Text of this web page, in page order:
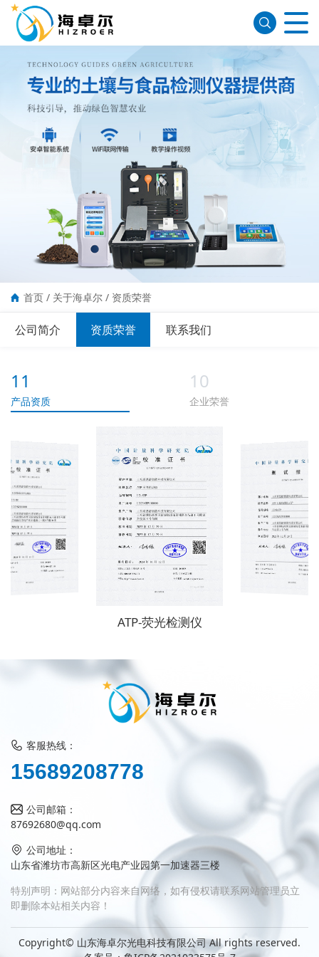
首页 / 关于海卓尔 / 资质荣誉
公司简介 资质荣誉 联系我们
11
产品资质
10
企业荣誉
ATP-荧光检测仪
客服热线：
15689208778
公司邮箱：
87692680@qq.com
公司地址：
山东省潍坊市高新区光电产业园第一加速器三楼
特别声明：网站部分内容来自网络，如有侵权请联系网站管理员立
即删除本站相关内容！
Copyright© 山东海卓尔光电科技有限公司 All rights reserved.